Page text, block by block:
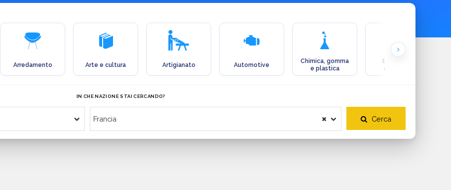
Arredamento Arte e cultura Artigianato Automotive
Chimica, gomma
e plastica
Ecologia e
ambiente
IN CHE NAZIONE STAI CERCANDO?
Cerca